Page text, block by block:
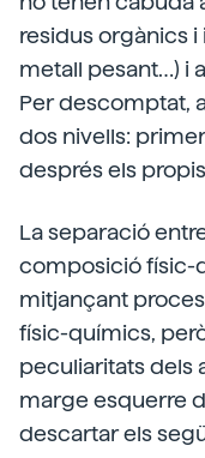
residus orgànics
metall pesant…) i
Per descomptat,
dos nivells:
després els
La separació
composició físic-
mitjançant
físic-químics,
peculiaritats dels
marge esquerre
descartar els